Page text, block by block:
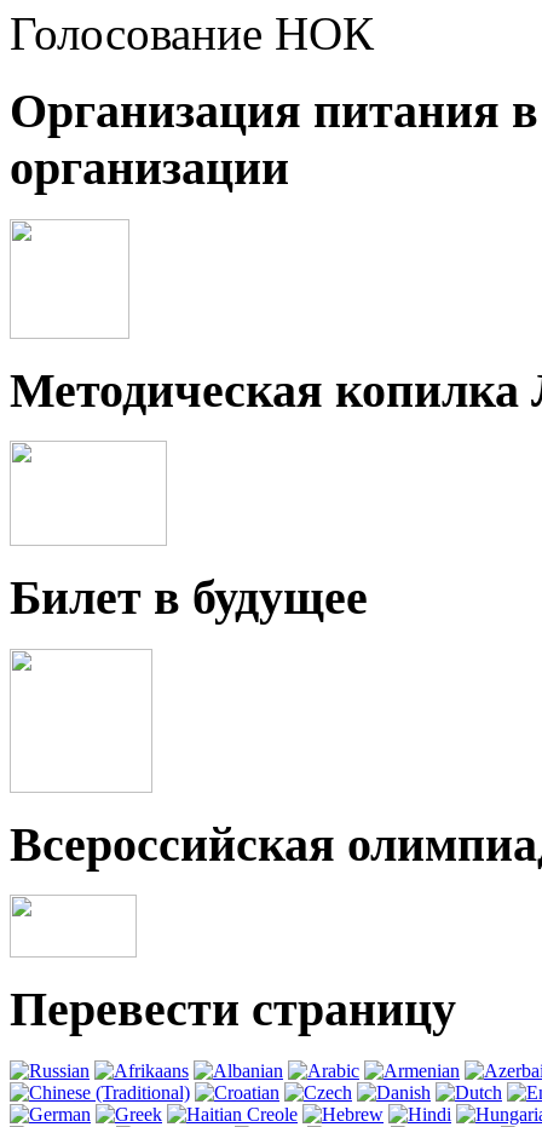
Голосование НОК
Организация питания
организации
Методическая
Билет в будущее
Всероссийская
Перевести страницу